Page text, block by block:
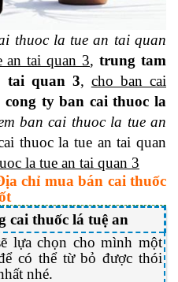
thuoc la tue an tai quan
an tai quan 3, trung tam
tai quan 3, cho ban cai
cong ty ban cai thuoc la
ban cai thuoc la tue an
thuoc la tue an tai quan
la tue an tai quan 3
chỉ mua bán cai thuốc
cai thuốc lá tuệ an
lựa chọn cho mình một
có thể từ bỏ được thói
nhé.